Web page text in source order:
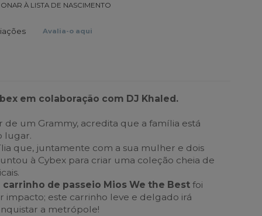
À LISTA DE NASCIMENTO
Avalia-o aqui
em colaboração com DJ Khaled.
de um Grammy, acredita que a família está
lugar.
que, juntamente com a sua mulher e dois
à Cybex para criar uma coleção cheia de
carrinho de passeio Mios We the Best foi
impacto; este carrinho leve e delgado irá
a metrópole!